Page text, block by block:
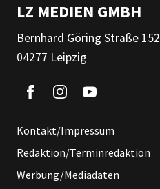
LZ MEDIEN GMBH
Bernhard Göring Straße 152
04277 Leipzig
Kontakt/Impressum
Redaktion/Terminredaktion
Werbung/Mediadaten